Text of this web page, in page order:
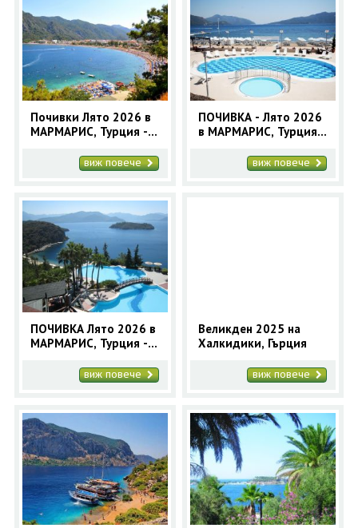
Почивки Лято 2026 в
МАРМАРИС, Турция -
автобусна програма
виж повече
ПОЧИВКА - Лято 2026
в МАРМАРИС, Турция -
програмавиж повече
ПОЧИВКА Лято 2026 в
МАРМАРИС, Турция - 5
програмавиж повече
Великден 2025 на
Халкидики, Гърция
виж повече